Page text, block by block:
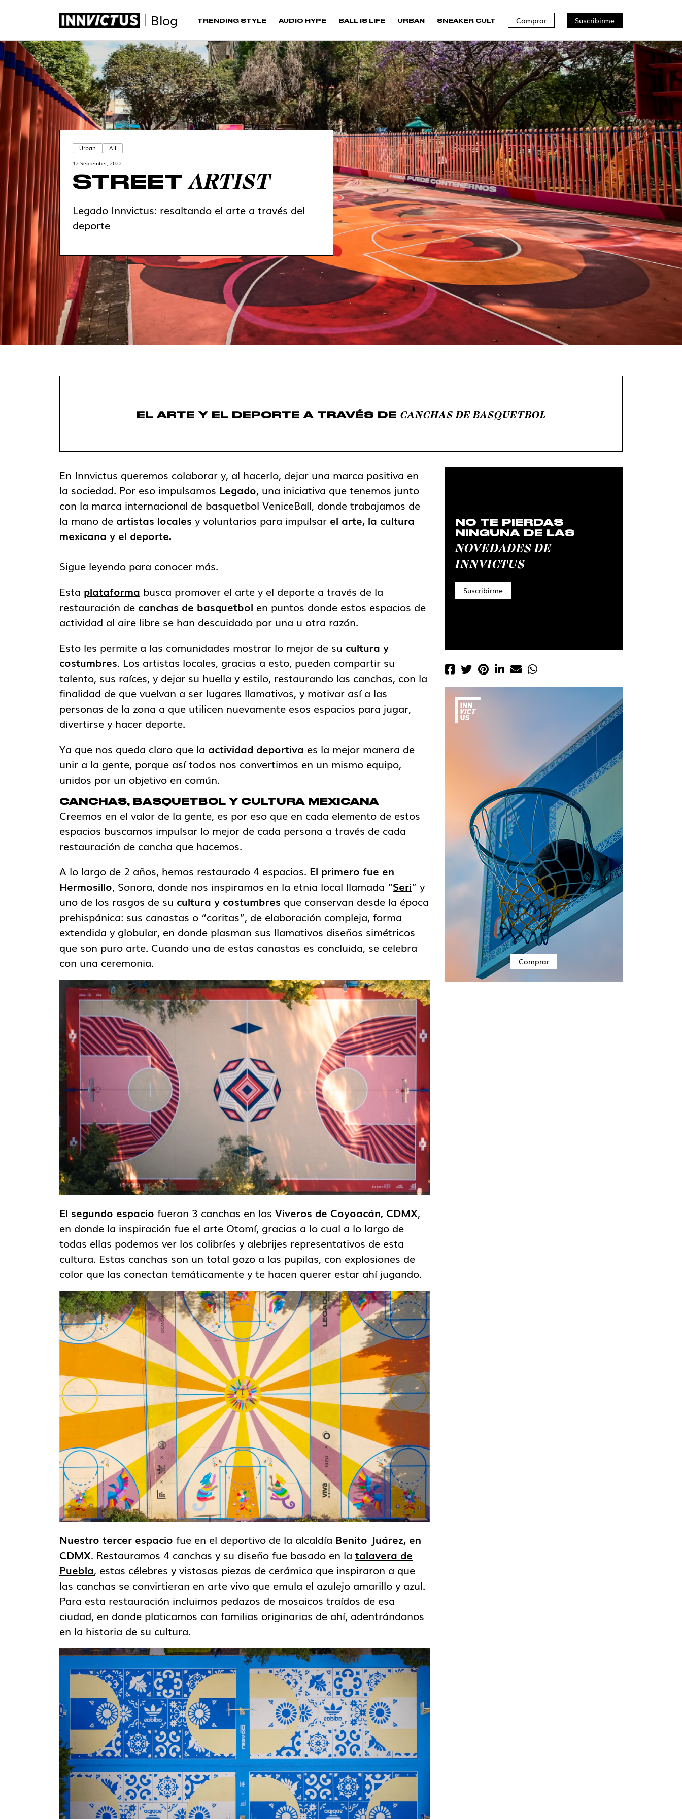
Blog TRENDING STYLE AUDIO HYPE BALL IS LIFE URBAN SNEAKER CULT Comprar Suscribirme
Urban All
12 September, 2022
STREETARTIST
Legado Innvictus: resaltando el arte a través del
deporte
EL ARTE Y EL DEPORTE A TRAVÉS DE CANCHAS DE BASQUETBOL
En Innvictus queremos colaborar y, al hacerlo, dejar una marca positiva en
la sociedad. Por eso impulsamos Legado, una iniciativa que tenemos junto
con la marca internacional de basquetbol VeniceBall, donde trabajamos de
la mano de artistas locales y voluntarios para impulsar el arte, la cultura
mexicana y el deporte.
Sigue leyendo para conocer más.
Esta plataforma busca promover el arte y el deporte a través de la
restauración de canchas de basquetbol en puntos donde estos espacios de
actividad al aire libre se han descuidado por una u otra razón.
Esto les permite a las comunidades mostrar lo mejor de su cultura y
costumbres. Los artistas locales, gracias a esto, pueden compartir su
talento, sus raíces, y dejar su huella y estilo, restaurando las canchas, con la
finalidad de que vuelvan a ser lugares llamativos, y motivar así a las
personas de la zona a que utilicen nuevamente esos espacios para jugar,
divertirse y hacer deporte.
Ya que nos queda claro que la actividad deportiva es la mejor manera de
unir a la gente, porque así todos nos convertimos en un mismo equipo,
unidos por un objetivo en común.
CANCHAS, BASQUETBOL Y CULTURA MEXICANA
Creemos en el valor de la gente, es por eso que en cada elemento de estos
espacios buscamos impulsar lo mejor de cada persona a través de cada
restauración de cancha que hacemos.
A lo largo de 2 años, hemos restaurado 4 espacios. El primero fue en
Hermosillo, Sonora, donde nos inspiramos en la etnia local llamada “Seri” y
uno de los rasgos de su cultura y costumbres que conservan desde la época
prehispánica: sus canastas o “coritas”, de elaboración compleja, forma
extendida y globular, en donde plasman sus llamativos diseños simétricos
que son puro arte. Cuando una de estas canastas es concluida, se celebra
con una ceremonia.
El segundo espacio fueron 3 canchas en los Viveros de Coyoacán, CDMX,
en donde la inspiración fue el arte Otomí, gracias a lo cual a lo largo de
todas ellas podemos ver los colibríes y alebrijes representativos de esta
cultura. Estas canchas son un total gozo a las pupilas, con explosiones de
color que las conectan temáticamente y te hacen querer estar ahí jugando.
Nuestro tercer espacio fue en el deportivo de la alcaldía Benito Juárez, en
CDMX. Restauramos 4 canchas y su diseño fue basado en la talavera de
Puebla, estas célebres y vistosas piezas de cerámica que inspiraron a que
las canchas se convirtieran en arte vivo que emula el azulejo amarillo y azul.
Para esta restauración incluimos pedazos de mosaicos traídos de esa
ciudad, en donde platicamos con familias originarias de ahí, adentrándonos
en la historia de su cultura.
NO TE PIERDAS
NINGUNA DE LAS
NOVEDADES DE
INNVICTUS
Suscribirme
Comprar